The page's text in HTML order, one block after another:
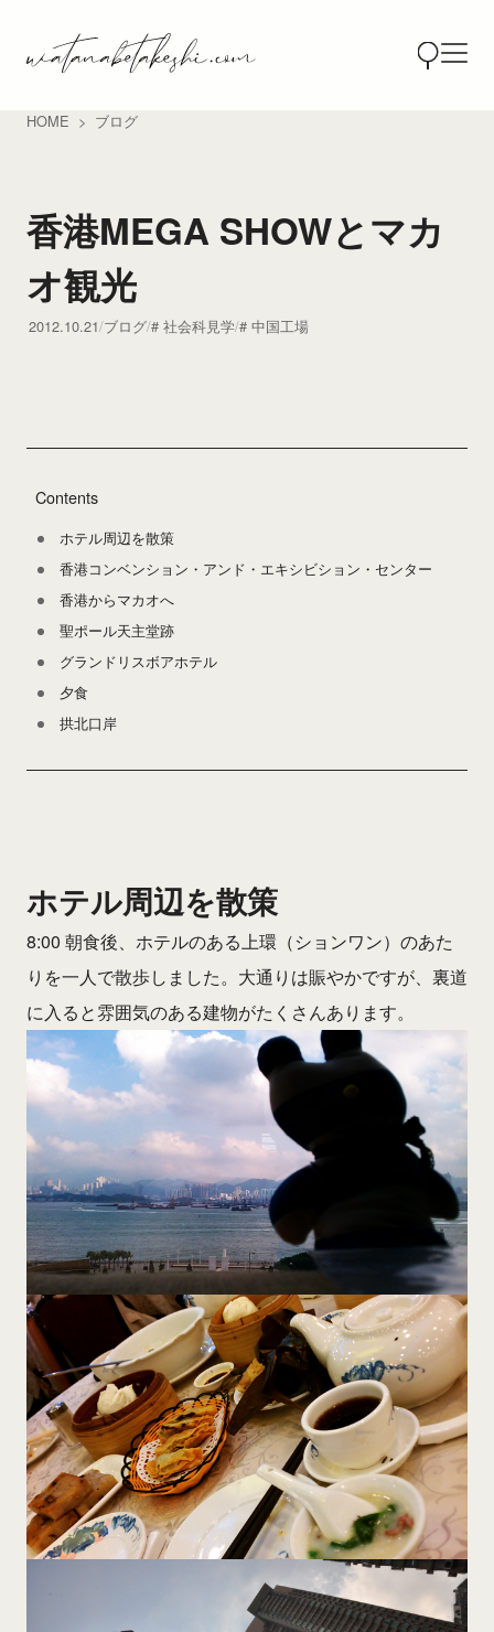
HOME ブログ
香港MEGA SHOWとマカ
オ観光
2012.10.21 ブログ 社会科見学 中国工場
Contents
ホテル周辺を散策
香港コンベンション・アンド・エキシビション・センター
香港からマカオへ
聖ポール天主堂跡
グランドリスボアホテル
夕食
拱北口岸
ホテル周辺を散策
8:00 朝食後、ホテルのある上環（ションワン）のあた
りを一人で散歩しました。大通りは賑やかですが、裏道
に入ると雰囲気のある建物がたくさんあります。